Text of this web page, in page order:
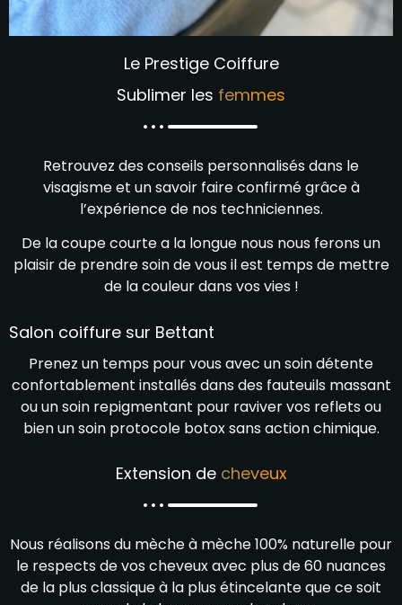
Le Prestige Coiffure
Sublimer les femmes
Retrouvez des conseils personnalisés dans le
visagisme et un savoir faire confirmé grâce à
l’expérience de nos techniciennes.
De la coupe courte a la longue nous nous ferons un
plaisir de prendre soin de vous il est temps de mettre
de la couleur dans vos vies !
Salon coiffure sur Bettant
Prenez un temps pour vous avec un soin détente
confortablement installés dans des fauteuils massant
ou un soin repigmentant pour raviver vos reflets ou
bien un soin protocole botox sans action chimique.
Extension de cheveux
Nous réalisons du mèche à mèche 100% naturelle pour
le respects de vos cheveux avec plus de 60 nuances
de la plus classique à la plus étincelante que ce soit